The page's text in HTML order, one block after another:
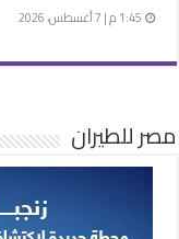
1:45 م | 7 أغسطس، 2026
مصر للطيران